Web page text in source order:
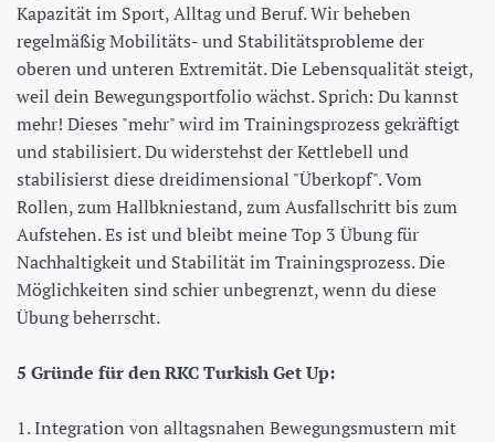
Kapazität im Sport, Alltag und Beruf. Wir beheben
regelmäßig Mobilitäts- und Stabilitätsprobleme der
oberen und unteren Extremität. Die Lebensqualität steigt,
weil dein Bewegungsportfolio wächst. Sprich: Du kannst
mehr! Dieses "mehr" wird im Trainingsprozess gekräftigt
und stabilisiert. Du widerstehst der Kettlebell und
stabilisierst diese dreidimensional "Überkopf". Vom
Rollen, zum Hallbkniestand, zum Ausfallschritt bis zum
Aufstehen. Es ist und bleibt meine Top 3 Übung für
Nachhaltigkeit und Stabilität im Trainingsprozess. Die
Möglichkeiten sind schier unbegrenzt, wenn du diese
Übung beherrscht.
5 Gründe für den RKC Turkish Get Up:
1. Integration von alltagsnahen Bewegungsmustern mit